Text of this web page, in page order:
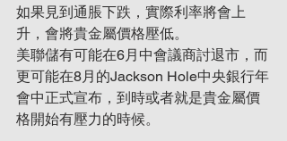
如果見到通脹下跌，實際利率將會上
升，會將貴金屬價格壓低。
美聯儲有可能在6月中會議商討退市，而
更可能在8月的Jackson Hole中央銀行年
會中正式宣布，到時或者就是貴金屬價
格開始有壓力的時候。